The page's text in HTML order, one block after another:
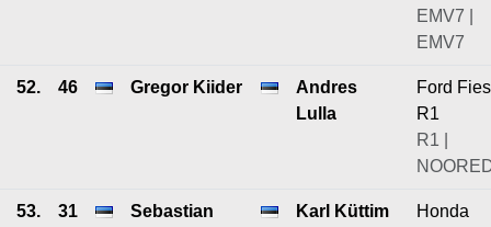
EMV7 |
EMV7
52. 46 Gregor Kiider
Andres
Lulla
Ford
R1
R1 |
53. 31
Sebastian
Karl Küttim
Honda